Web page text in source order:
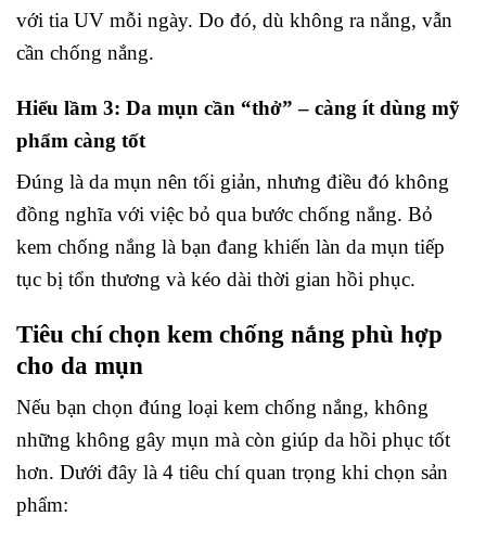
với tia UV mỗi ngày. Do đó, dù không ra nắng, vẫn
cần chống nắng.
Hiểu lầm 3: Da mụn cần “thở” – càng ít dùng mỹ
phẩm càng tốt
Đúng là da mụn nên tối giản, nhưng điều đó không
đồng nghĩa với việc bỏ qua bước chống nắng. Bỏ
kem chống nắng là bạn đang khiến làn da mụn tiếp
tục bị tổn thương và kéo dài thời gian hồi phục.
Tiêu chí chọn kem chống nắng phù hợp
cho da mụn
Nếu bạn chọn đúng loại kem chống nắng, không
những không gây mụn mà còn giúp da hồi phục tốt
hơn. Dưới đây là 4 tiêu chí quan trọng khi chọn sản
phẩm: